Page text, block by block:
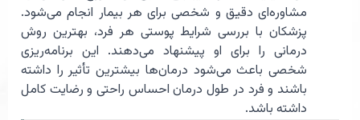
مشاوره‌ای دقیق و شخصی برای هر بیمار انجام می‌شود.
پزشکان با بررسی شرایط پوستی هر فرد، بهترین روش
درمانی را برای او پیشنهاد می‌دهند. این برنامه‌ریزی
شخصی باعث می‌شود درمان‌ها بیشترین تأثیر را داشته
باشند و فرد در طول درمان احساس راحتی و رضایت کامل
داشته باشد.